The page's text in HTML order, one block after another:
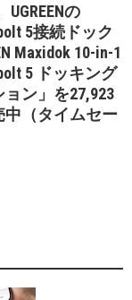
UGREENの
5接続ドック
Maxidok 10-in-1
5 ドッキング
ョン」を27,923
中（タイムセー